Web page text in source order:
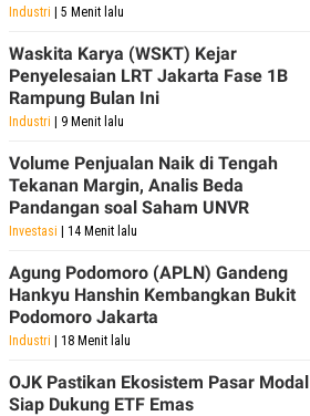
Industri | 5 Menit lalu
Waskita Karya (WSKT) Kejar
Penyelesaian LRT Jakarta Fase 1B
Rampung Bulan Ini
Industri | 9 Menit lalu
Volume Penjualan Naik di Tengah
Tekanan Margin, Analis Beda
Pandangan soal Saham UNVR
Investasi | 14 Menit lalu
Agung Podomoro (APLN) Gandeng
Hankyu Hanshin Kembangkan Bukit
Podomoro Jakarta
Industri | 18 Menit lalu
OJK Pastikan Ekosistem Pasar Modal
Siap Dukung ETF Emas